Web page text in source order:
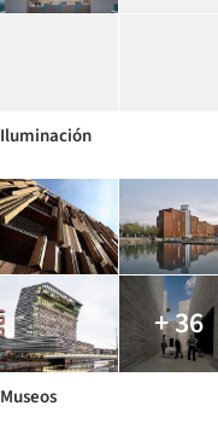
Iluminación
+ 36
Museos